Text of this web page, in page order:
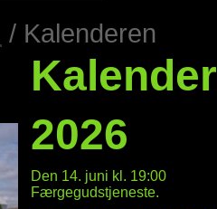
/ Kalenderen
2026
Den 14. juni kl. 19:00
Færgegudstjeneste.